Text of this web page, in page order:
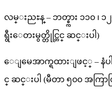
လမ္းညႊန္ – ဘတ္စ္ကား ၁၁၀ ၊ ၁
ရွီးေတးမွတ္တိုင္တြင္ ဆင္းပါ )
ေျမေအာက္ရထားျဖင့္ – နံ
င္ ဆင္းပါ (မီတာ ၅၀၀ အကြာတ